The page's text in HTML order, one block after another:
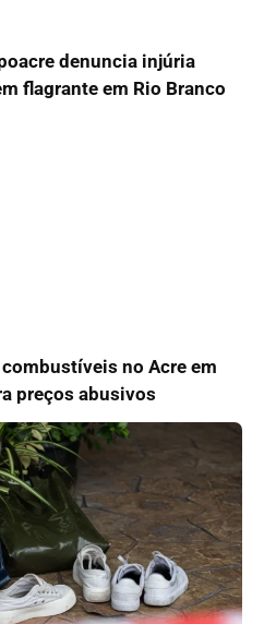
denuncia injúria
flagrante em Rio Branco
no Acre em
preços abusivos